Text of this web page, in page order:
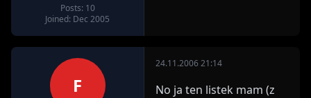
Posts: 10
Joined: Dec 2005
F
24.11.2006 21:14
No ja ten listek mam (z